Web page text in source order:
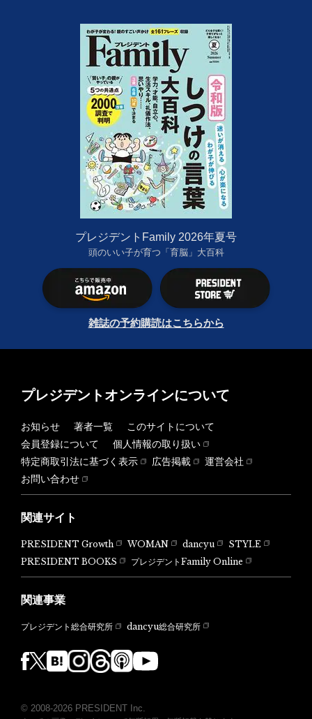
プレジデントFamily 2026年夏号
頭のいい子が育つ「育脳」大百科
雑誌の予約購読はこちらから
プレジデントオンラインについて
お知らせ 著者一覧
このサイトについて
会員登録について
個人情報の取り扱い
特定商取引法に基づく表示
広告掲載
運営会社
お問い合わせ
関連サイト
PRESIDENT Growth WOMAN dancyu
STYLE
PRESIDENT BOOKS
プレジデントFamily Online
関連事業
プレジデント総合研究所 dancyu総合研究所
© 2008-2026 PRESIDENT Inc.